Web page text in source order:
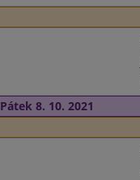
Pátek 8. 10. 2021